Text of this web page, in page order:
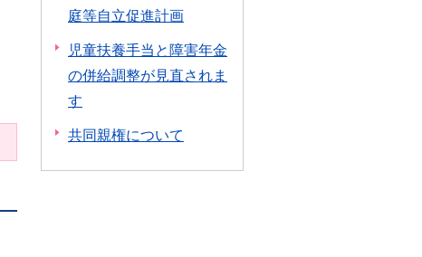
庭等自立促進計画
児童扶養手当と障害年金
の併給調整が見直されま
す
共同親権について